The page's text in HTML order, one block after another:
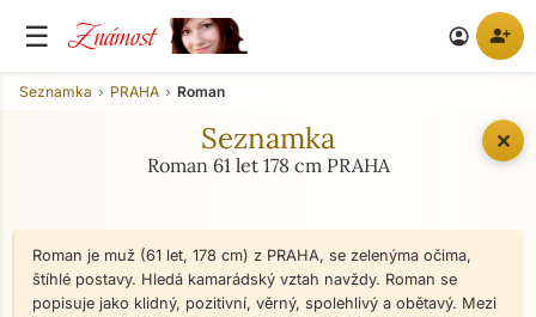
☰ Známost account_circle person_add
✕
Seznamka PRAHA Roman
Seznamka
Roman 61 let 178 cm PRAHA
Roman je muž (61 let, 178 cm) z PRAHA, se zelenýma očima,
štíhlé postavy. Hledá kamarádský vztah navždy. Roman se
popisuje jako klidný, pozitivní, věrný, spolehlivý a obětavý. Mezi